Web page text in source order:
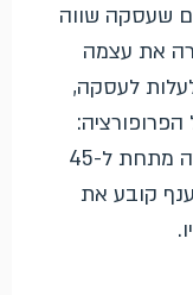
שעסקה שווה
את עצמה
לעסקה,
הפרופורציה:
ברבע מהחשבונות שלנו עלות ההמרה מתחת ל-45
היקר היא מעל 147, הענף קובע את